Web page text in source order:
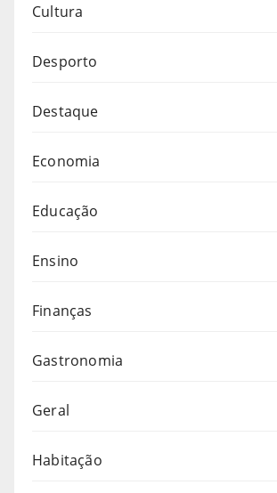
Cultura
Desporto
Destaque
Economia
Educação
Ensino
Finanças
Gastronomia
Geral
Habitação